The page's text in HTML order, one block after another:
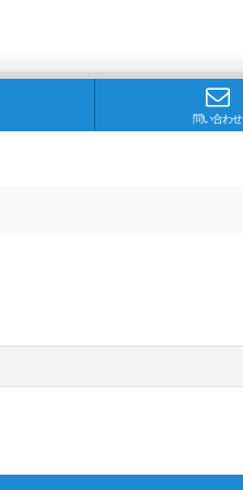
問い合わせ